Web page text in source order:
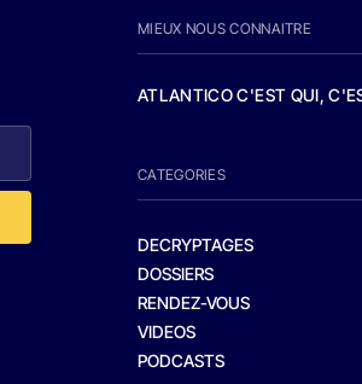
MIEUX NOUS CONNAITRE
ATLANTICO C'EST QUI,
CATEGORIES
DECRYPTAGES
DOSSIERS
RENDEZ-VOUS
VIDEOS
PODCASTS